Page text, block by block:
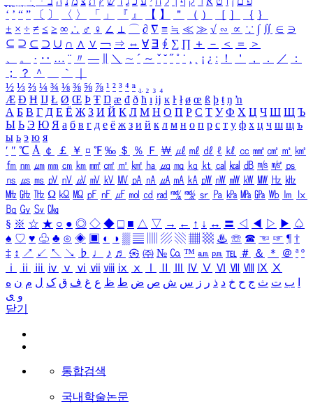
‘ ’ “ ” 〔 〕 〈 〉 「 」 『 』 【 】 ＂ （ ） ［ ］ ｛ ｝
± × ÷ ≠ ≤ ≥ ∞ ∴ ♂ ♀ ∠ ⊥ ⌒ ∂ ∇ ≡ ≒ ≪ ≫ √ ∽ ∝ ∵ ∫ ∬ ∈ ∋
⊆ ⊇ ⊂ ⊃ ∪ ∩ ∧ ∨ ￢ ⇒ ⇔ ∀ ∃ ∮ ∑ ∏ ＋ － ＜ ＝
＞
、
。 · ‥ … ¨ 〃 ― ＼ ∼ ´ ～ ˇ ˘ ˝ ˚ ˙ ¸ ¡ ¿ ː ！ ＇ ， ． ／
：
；
？ ＾ ｀
½ ⅓ ⅔ ¼ ¾ ⅛ ⅜ ⅝ ⅞ ¹ ² ³ ⁴ ⁿ ₁ ₂ ₃ ₄
Æ Ð Ħ Ĳ Ł Ø Œ Þ Ŧ Ŋ æ đ ð ħ ı ĳ ĸ ŀ ł ø œ ß þ ŧ ŋ ŉ
А Б В Г Д Е Ё Ж З И Й К Л М Н О П Р С Т У Ф Х Ц Ч Ш Щ Ъ
Ы Ь Э Ю Я а б в г д е ё ж з и й к л м н о п р с т у ф х ц ч ш щ ъ
ы ь э ю я
′ ″ ℃ Å ￠ ￡ ￥ ¤ ℉ ‰ ＄ ％ Ｆ ￦ ㎕ ㎖ ㎗ ℓ ㎘ ㏄ ㎣ ㎤ ㎥ ㎦
㎙ ㎚ ㎛ ㎜ ㎝ ㎞ ㎟ ㎠ ㎡ ㎢ ㏊ ㎍ ㎎ ㎏ ㏏ ㎈ ㎉ ㏈ ㎧ ㎨ ㎰
㎱ ㎲ ㎳ ㎴ ㎵ ㎶ ㎷ ㎸ ㎹ ㎀ ㎁ ㎂ ㎃ ㎄ ㎺ ㎻ ㎽ ㎾ ㎿ ㎐ ㎑
㎒ ㎓ ㎔ Ω ㏀ ㏁ ㎊ ㎋ ㎌ ㏖ ㏅ ㎭ ㎮ ㎯ ㏛ ㎩ ㎪ ㎫ ㎬ ㏝ ㏐
㏓
㏃ ㏉ ㏜ ㏆
§ ※ ☆ ★ ○ ● ◎ ◇ ◆ □ ■ △ ▽ → ← ↑ ↓ ↔ 〓 ◁ ◀ ▷ ▶ ♤
♠ ♡ ♥ ♧ ♣ ⊙ ◈ ▣ ◐ ◑ ▒ ▤ ▨ ▧ ▦ ▩ ♨ ☏ ☎ ☜ ☞ ¶ †
‡ ↕ ↗ ↙ ↖ ↘ ♭ ♩ ♪ ♬ ㉿ ㈜ № ㏇ ™ ㏂ ㏘ ℡ ＃ ＆ ＊ ＠ ª º
ⅰ
ⅱ ⅲ ⅳ ⅴ ⅵ ⅶ ⅷ ⅸ ⅹ Ⅳ Ⅴ Ⅵ Ⅶ Ⅷ Ⅸ Ⅹ
ب ت ث ج ح خ د ذ ر ز س ش ص ض ط ظ ع غ ف ق ک ل م ن ه
و ی
닫기
통합검색
국내학술논문